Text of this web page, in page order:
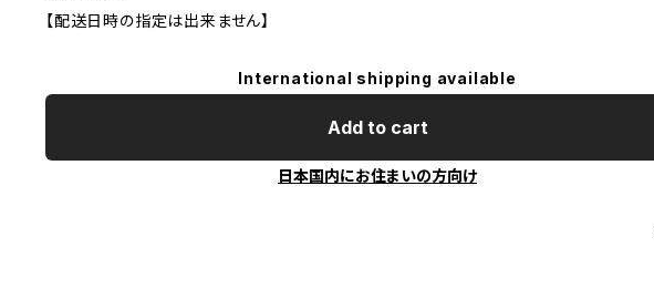
【配送日時の指定は出来ません】
International shipping available
Add to cart
日本国内にお住まいの方向け